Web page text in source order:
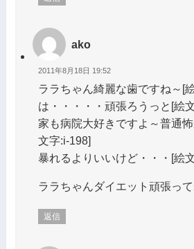
ako
2011年8月18日 19:52
ララちゃん綺麗な歯ですね～[
は・・・・・頑張ろうっと[絵
家も病院大好きですよ～普通
文字:i-198]
暴れるよりいいけど・・・[絵
ララちゃんダイエット頑張っ
返信